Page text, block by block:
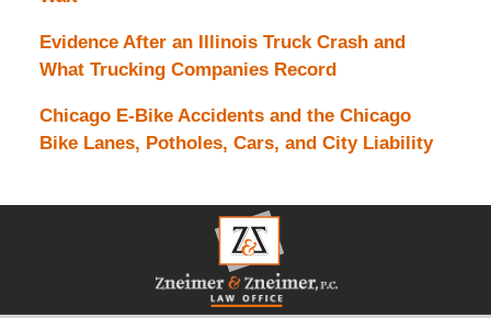
Evidence After an Illinois Truck Crash and
What Trucking Companies Record
Chicago E-Bike Accidents and the Chicago
Bike Lanes, Potholes, Cars, and City Liability
Contact
Information